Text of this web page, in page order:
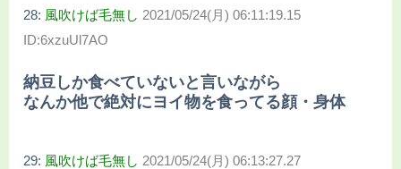
28: 風吹けば毛無し 2021/05/24(月) 06:11:19.15
ID:6xzuUl7AO
納豆しか食べていないと言いながら
なんか他で絶対にヨイ物を食ってる顔・身体
29: 風吹けば毛無し 2021/05/24(月) 06:13:27.27